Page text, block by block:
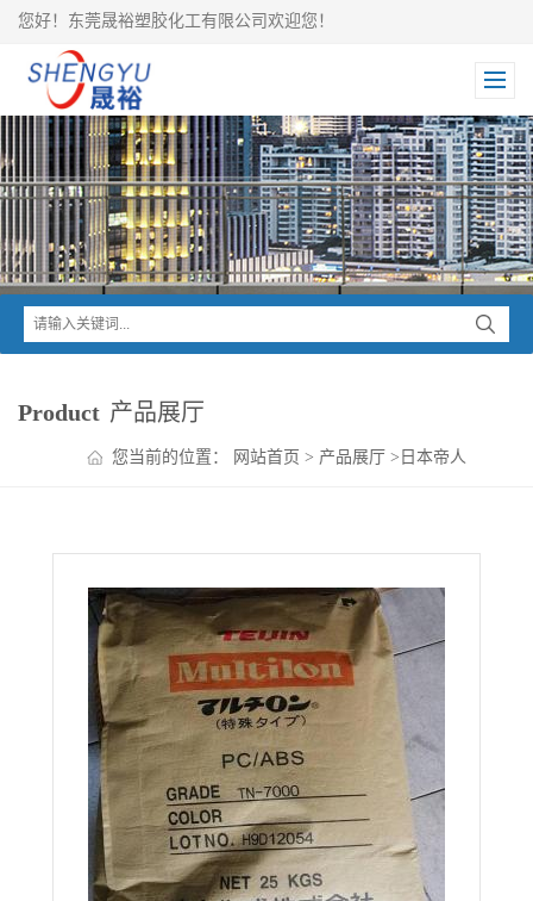
您好！东莞晟裕塑胶化工有限公司欢迎您！
Product 产品展厅
您当前的位置： 网站首页 > 产品展厅 > 日本帝人